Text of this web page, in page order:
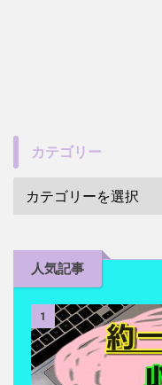
カテゴリー
人気記事
1